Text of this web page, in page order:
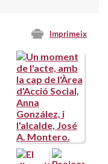
Imprimeix